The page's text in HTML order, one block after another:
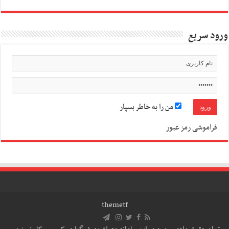
ورود سریع
من را به خاطر بسپار
فراموشی رمز عبور
themetf